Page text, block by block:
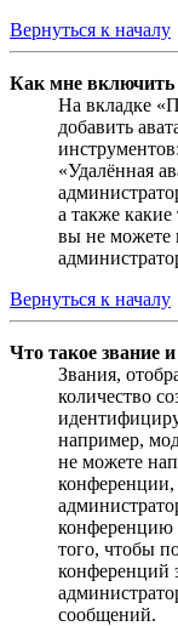
Вернуться к началу
Как мне включить
На вкладке
добавить
«Удалённая
а также
вы не можете
Вернуться к началу
Что такое звание
Звания,
количество
например,
не можете
конференции,
конференцию
того, чтобы
конференций
сообщений.